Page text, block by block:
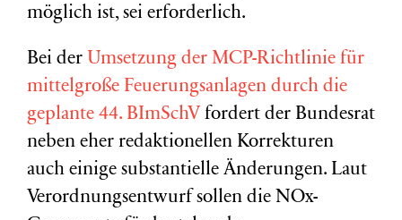
möglich ist, sei erforderlich.
Bei der Umsetzung der MCP-Richtlinie für
mittelgroße Feuerungsanlagen durch die
geplante 44. BImSchV fordert der Bundesrat
neben eher redaktionellen Korrekturen
auch einige substantielle Änderungen. Laut
Verordnungsentwurf sollen die NOx-